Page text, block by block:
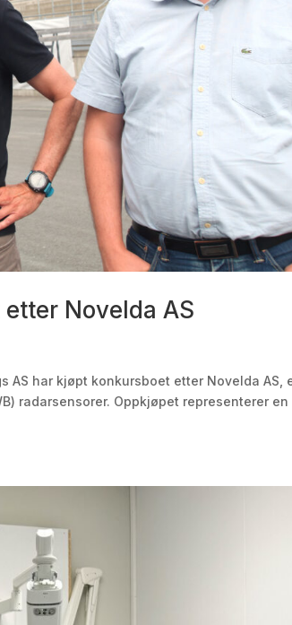
Novelda AS
AS har kjøpt konkursboet etter Novelda AS,
radarsensorer. Oppkjøpet representerer en